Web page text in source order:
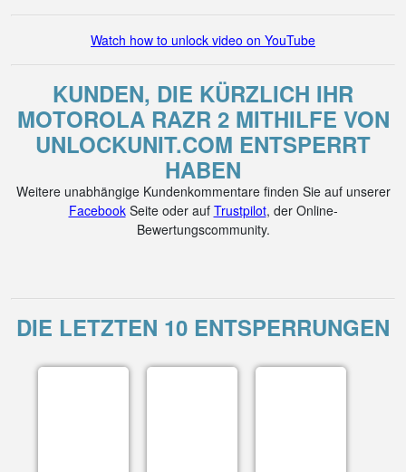
Watch how to unlock video on YouTube
KUNDEN, DIE KÜRZLICH IHR
MOTOROLA RAZR 2 MITHILFE VON
UNLOCKUNIT.COM ENTSPERRT
HABEN
Weitere unabhängige Kundenkommentare finden Sie auf unserer
FacebookSeite oder auf Trustpilot, der Online-
Bewertungscommunity.
DIE LETZTEN 10 ENTSPERRUNGEN